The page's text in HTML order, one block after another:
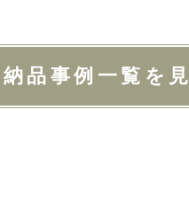
納品事例一覧を